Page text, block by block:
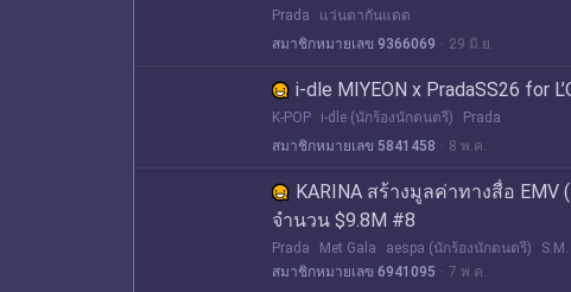
Prada
แว่นตากันแดด
สมาชิกหมายเลข 9366069
29 มิ.ย.
i-dle MIYEON x PradaSS26 for
K-POP i-dle (นักร้องนักดนตรี)
Prada
สมาชิกหมายเลข 5841458
8 พ.ค.
KARINA สร้างมูลค่าทางสื่อ EMV
จำนวน $9.8M #8
Prada Met Gala aespa (นักร้องนักดนตรี)
สมาชิกหมายเลข 6941095
7 พ.ค.